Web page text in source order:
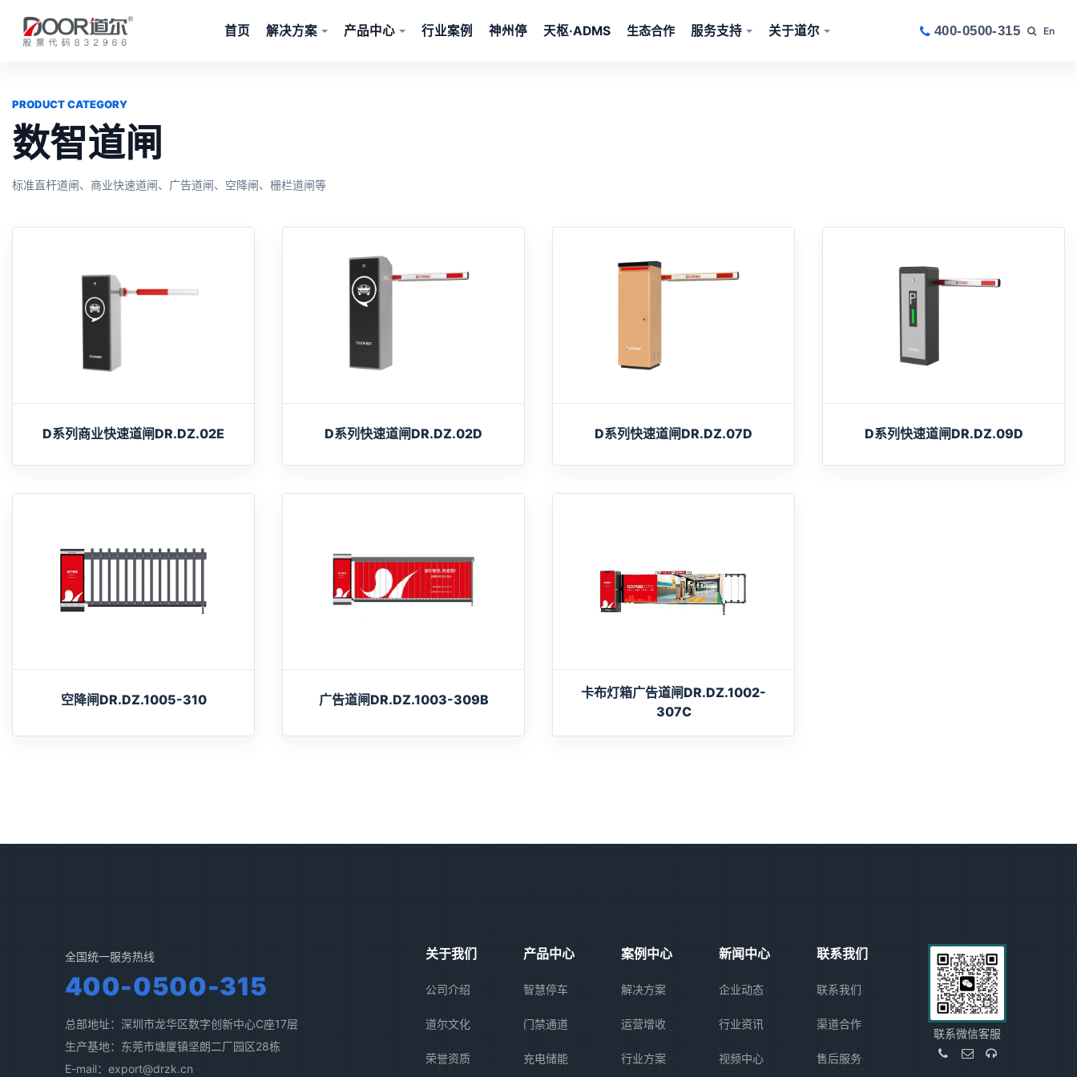
首页 解决方案 产品中心 行业案例 神州停 天枢·ADMS 服务支持 关于道尔 400-0500-315 En
PRODUCT CATEGORY
数智道闸
标准直杆道闸、商业快速道闸、广告道闸、空降闸、栅栏道闸等
D系列商业快速道闸DR.DZ.02E D系列快速道闸DR.DZ.02D D系列快速道闸DR.DZ.07D D系列快速道闸DR.DZ.09D
空降闸DR.DZ.1005-310 广告道闸DR.DZ.1003-309B
卡布灯箱广告道闸DR.DZ.1002-
307C
全国统一服务热线
400-0500-315
总部地址：深圳市龙华区数字创新中心C座17层
生产基地：东莞市塘厦镇坚朗二厂园区28栋
E-mail：export@drzk.cn
关于我们
公司介绍
道尔文化
荣誉资质
产品中心
智慧停车
门禁通道
充电储能
案例中心
解决方案
运营增收
行业方案
新闻中心
企业动态
行业资讯
视频中心
联系我们
联系我们
渠道合作
售后服务
联系微信客服